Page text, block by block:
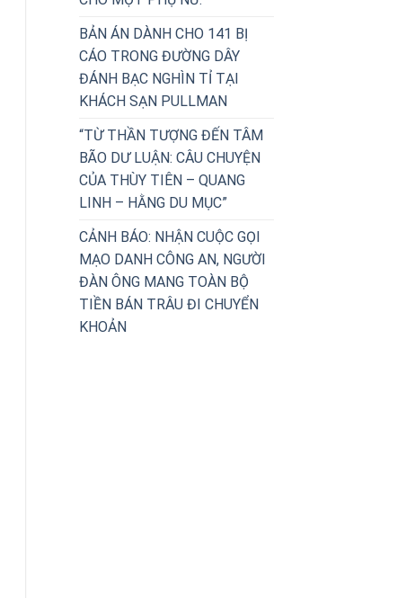
BẢN ÁN DÀNH CHO 141 BỊ
CÁO TRONG ĐƯỜNG DÂY
ĐÁNH BẠC NGHÌN TỈ TẠI
KHÁCH SẠN PULLMAN
“TỪ THẦN TƯỢNG ĐẾN TÂM
BÃO DƯ LUẬN: CÂU CHUYỆN
CỦA THÙY TIÊN – QUANG
LINH – HẰNG DU MỤC”
CẢNH BÁO: NHẬN CUỘC GỌI
MẠO DANH CÔNG AN, NGƯỜI
ĐÀN ÔNG MANG TOÀN BỘ
TIỀN BÁN TRÂU ĐI CHUYỂN
KHOẢN